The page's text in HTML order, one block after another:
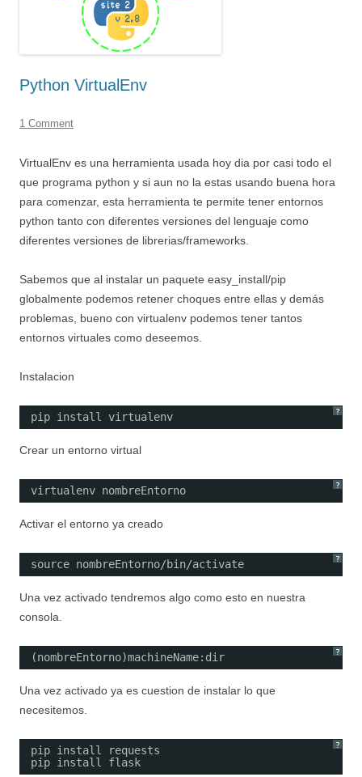
Python VirtualEnv
1 Comment
VirtualEnv es una herramienta usada hoy dia por casi todo el
que programa python y si aun no la estas usando buena hora
para comenzar, esta herramienta te permite tener entornos
python tanto con diferentes versiones del lenguaje como
diferentes versiones de librerias/frameworks.
Sabemos que al instalar un paquete easy_install/pip
globalmente podemos retener choques entre ellas y demás
problemas, bueno con virtualenv podemos tener tantos
entornos virtuales como deseemos.
Instalacion
?
pip install virtualenv
Crear un entorno virtual
?
virtualenv nombreEntorno
Activar el entorno ya creado
?
source nombreEntorno/bin/activate
Una vez activado tendremos algo como esto en nuestra
consola.
?
(nombreEntorno)machineName:dir
Una vez activado ya es cuestion de instalar lo que
necesitemos.
?
pip install requests
pip install flask